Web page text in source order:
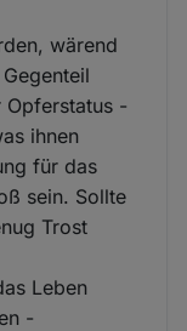
wärend
Opferstatus -
ihnen
für das
sein. Sollte
Trost
Leben
-